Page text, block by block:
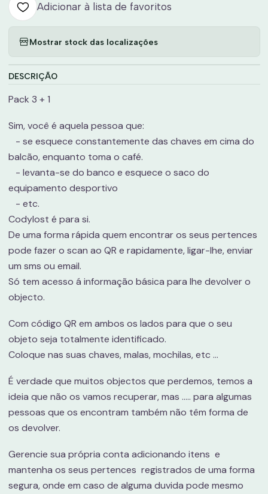
Adicionar à lista de favoritos
Mostrar stock das localizações
DESCRIÇÃO
Pack 3 + 1
Sim, você é aquela pessoa que:
- se esquece constantemente das chaves em cima do
balcão, enquanto toma o café.
- levanta-se do banco e esquece o saco do
equipamento desportivo
- etc.
Codylost é para si.
De uma forma rápida quem encontrar os seus pertences
pode fazer o scan ao QR e rapidamente, ligar-lhe, enviar
um sms ou email.
Só tem acesso á informação básica para lhe devolver o
objecto.
Com código QR em ambos os lados para que o seu
objeto seja totalmente identificado.
Coloque nas suas chaves, malas, mochilas, etc ...
É verdade que muitos objectos que perdemos, temos a
ideia que não os vamos recuperar, mas ..... para algumas
pessoas que os encontram também não têm forma de
os devolver.
Gerencie sua própria conta adicionando itens e
mantenha os seus pertences registrados de uma forma
segura, onde em caso de alguma duvida pode mesmo